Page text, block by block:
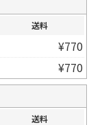
送料
¥770
¥770
送料